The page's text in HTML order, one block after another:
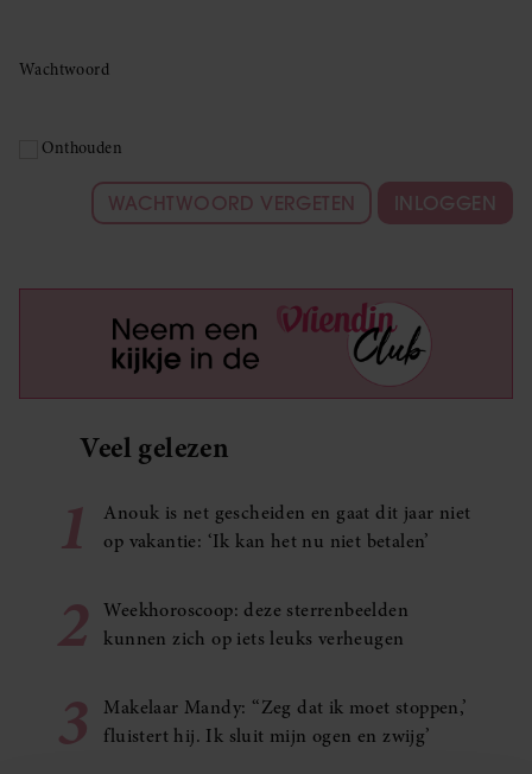
Wachtwoord
Onthouden
WACHTWOORD VERGETEN INLOGGEN
Veel gelezen
1
Anouk is net gescheiden en gaat dit jaar niet
op vakantie: ‘Ik kan het nu niet betalen’
2
Weekhoroscoop: deze sterrenbeelden
kunnen zich op iets leuks verheugen
3
Makelaar Mandy: ‘‘Zeg dat ik moet stoppen,’
fluistert hij. Ik sluit mijn ogen en zwijg’